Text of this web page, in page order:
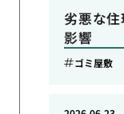
劣悪な
影響
ゴミ屋敷